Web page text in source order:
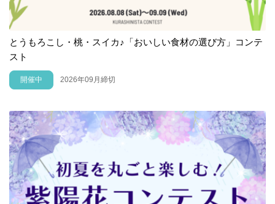
とうもろこし・桃・スイカ♪「おいしい食材の選び方」コンテ
スト
開催中 2026年09月締切